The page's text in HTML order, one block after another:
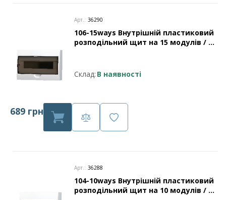
Арт.: 36290
106-15ways Внутрішній пластиковий
розподільний щит на 15 модулів / з
Склад: В наявності
689 грн
Арт.: 36288
104-10ways Внутрішній пластиковий
розподільний щит на 10 модулів / з